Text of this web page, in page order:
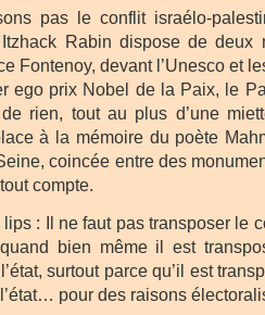
pas le conflit israélo-
Rabin dispose de deux
Fontenoy, devant l’Unesco et
ego prix Nobel de la Paix, le
rien, tout au plus d’une
à la mémoire du poète
coincée entre des
compte.
: Il ne faut pas transposer le
bien même il est
surtout parce qu’il est
pour des raisons